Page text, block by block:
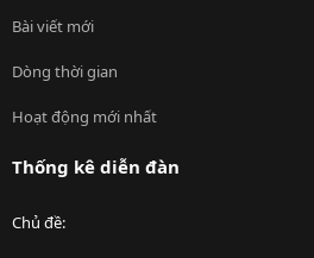
Bài viết mới
Dòng thời gian
Hoạt động mới nhất
Thống kê diễn đàn
Chủ đề